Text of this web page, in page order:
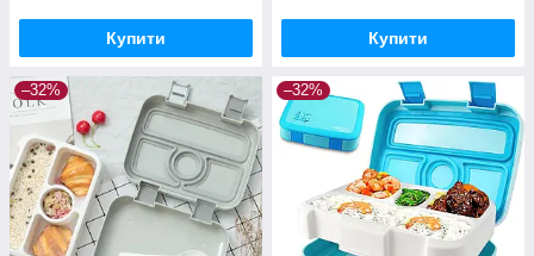
Купити Купити
–32% –32%